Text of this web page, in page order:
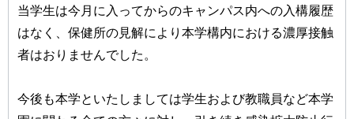
当学生は今月に入ってからのキャンパス内への入構履歴
はなく、保健所の見解により本学構内における濃厚接触
者はおりませんでした。
今後も本学といたしましては学生および教職員など本学